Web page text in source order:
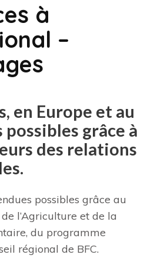
à
–
en Europe et au
possibles grâce à
des relations
possibles grâce au
l’Agriculture et de la
du programme
régional de BFC.